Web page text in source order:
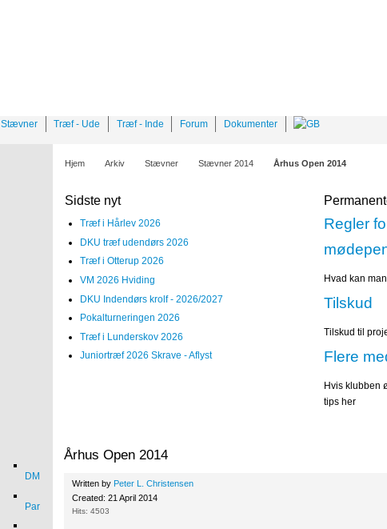
Stævner Træf - Ude Træf - Inde Forum Dokumenter
Hjem Arkiv Stævner Stævner 2014 Århus Open 2014
Sidste nyt
Træf i Hårlev 2026
DKU træf udendørs 2026
Træf i Otterup 2026
VM 2026 Hviding
DKU Indendørs krolf - 2026/2027
Pokalturneringen 2026
Træf i Lunderskov 2026
Juniortræf 2026 Skrave - Aflyst
Regler
Hvad kan
Tilskud
Tilskud til
Flere
Hvis klubben
tips her
Århus Open 2014
Written by Peter L. Christensen
Created: 21 April 2014
Hits: 4503
DM
Par